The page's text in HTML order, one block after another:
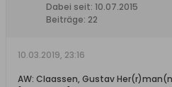
Dabei seit: 10.07.2015
Beiträge: 22
10.03.2019, 23:16
AW: Claassen, Gustav